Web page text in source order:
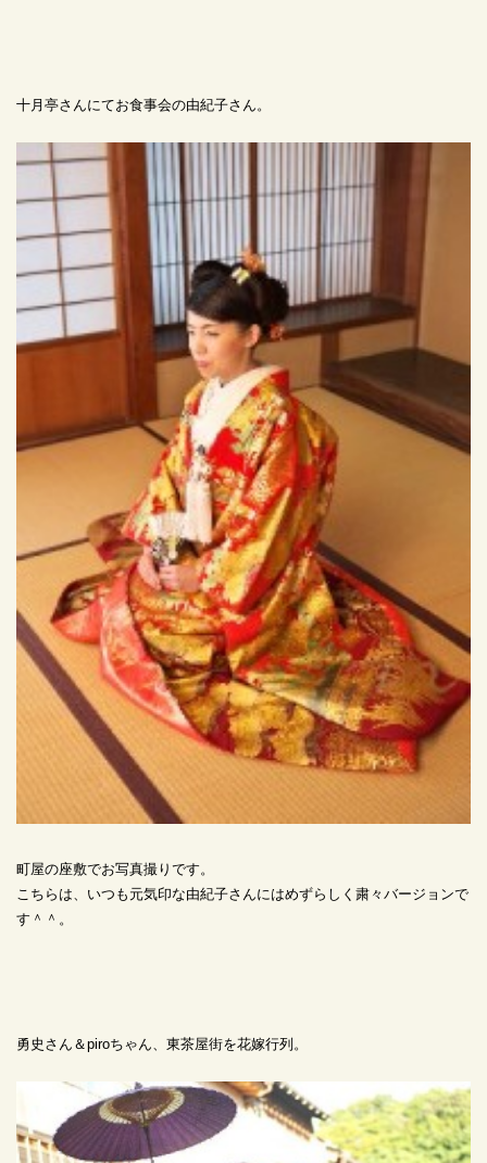
十月亭さんにてお食事会の由紀子さん。
町屋の座敷でお写真撮りです。
こちらは、いつも元気印な由紀子さんにはめずらしく粛々バージョンで
す＾＾。
勇史さん＆piroちゃん、東茶屋街を花嫁行列。